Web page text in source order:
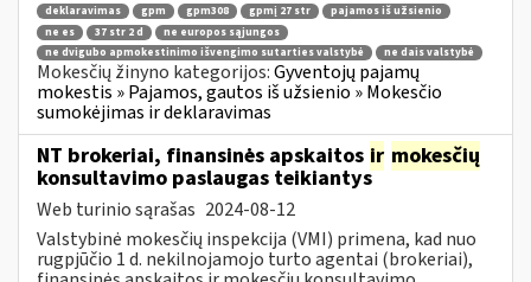
deklaravimas gpm gpm308 gpmį 27 str
pajamos iš užsienio
ne es
37 str 2 d
ne europos sąjungos
ne dvigubo apmokestinimo išvengimo sutarties valstybė
ne dais valstybė
Mokesčių žinyno kategorijos:Gyventojų pajamų
mokestis » Pajamos, gautos iš užsienio » Mokesčio
sumokėjimas ir deklaravimas
NT brokeriai, finansinės apskaitos ir mokesčių
konsultavimo paslaugas teikiantys
Web turinio sąrašas 2024-08-12
Valstybinė mokesčių inspekcija (VMI) primena, kad nuo
rugpjūčio 1 d. nekilnojamojo turto agentai (brokeriai),